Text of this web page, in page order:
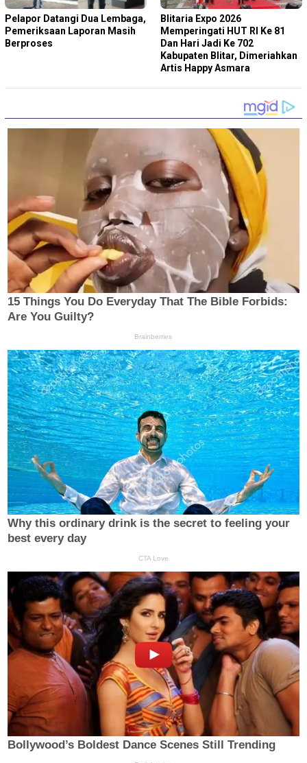
Pelapor Datangi Dua Lembaga,
Pemeriksaan Laporan Masih
Berproses
Blitaria Expo 2026
Memperingati HUT RI Ke 81
Dan Hari Jadi Ke 702
Kabupaten Blitar, Dimeriahkan
Artis Happy Asmara